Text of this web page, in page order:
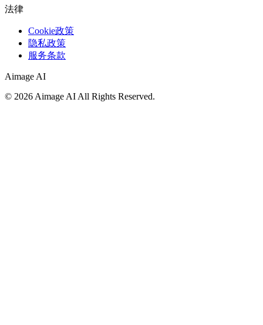
法律
Cookie政策
隐私政策
服务条款
Aimage AI
© 2026 Aimage AI All Rights Reserved.